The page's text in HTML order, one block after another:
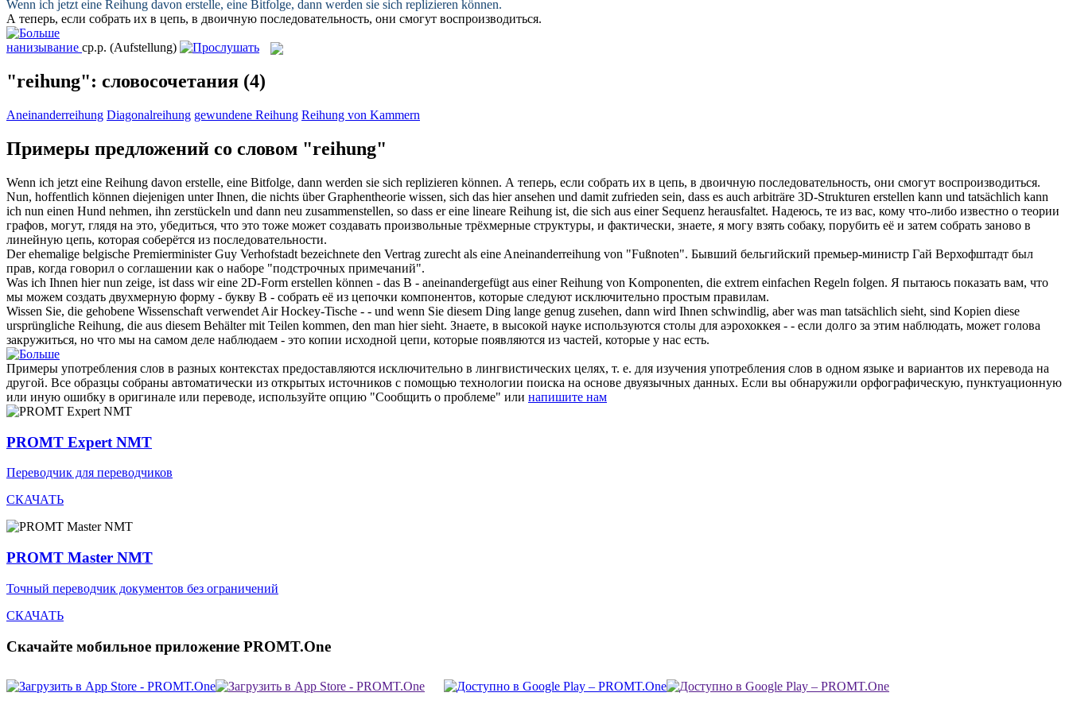
Wenn ich jetzt eine Reihung davon erstelle, eine Bitfolge, dann werden sie sich replizieren können.
А теперь, если собрать их в цепь, в двоичную последовательность, они смогут воспроизводиться.
нанизывание ср.р. (Aufstellung)
"reihung": словосочетания (4)
Aneinanderreihung Diagonalreihung gewundene Reihung Reihung von Kammern
Примеры предложений со словом "reihung"
Wenn ich jetzt eine Reihung davon erstelle, eine Bitfolge, dann werden sie sich replizieren können. А теперь, если собрать их в цепь, в двоичную последовательность, они смогут воспроизводиться.
Nun, hoffentlich können diejenigen unter Ihnen, die nichts über Graphentheorie wissen, sich das hier ansehen und damit zufrieden sein, dass es auch arbiträre 3D-Strukturen erstellen kann und tatsächlich kann
ich nun einen Hund nehmen, ihn zerstückeln und dann neu zusammenstellen, so dass er eine lineare Reihung ist, die sich aus einer Sequenz herausfaltet. Надеюсь, те из вас, кому что-либо известно о теории
графов, могут, глядя на это, убедиться, что это тоже может создавать произвольные трёхмерные структуры, и фактически, знаете, я могу взять собаку, порубить её и затем собрать заново в
линейную цепь, которая соберётся из последовательности.
Der ehemalige belgische Premierminister Guy Verhofstadt bezeichnete den Vertrag zurecht als eine Aneinanderreihung von "Fußnoten". Бывший бельгийский премьер-министр Гай Верхофштадт был
прав, когда говорил о соглашении как о наборе "подстрочных примечаний".
Was ich Ihnen hier nun zeige, ist dass wir eine 2D-Form erstellen können - das B - aneinandergefügt aus einerReihung von Komponenten, die extrem einfachen Regeln folgen. Я пытаюсь показать вам, что
мы можем создать двухмерную форму - букву B - собрать её из цепочки компонентов, которые следуют исключительно простым правилам.
Wissen Sie, die gehobene Wissenschaft verwendet Air Hockey-Tische - - und wenn Sie diesem Ding lange genug zusehen, dann wird Ihnen schwindlig, aber was man tatsächlich sieht, sind Kopien diese
ursprüngliche Reihung, die aus diesem Behälter mit Teilen kommen, den man hier sieht. Знаете, в высокой науке используются столы для аэрохоккея - - если долго за этим наблюдать, может голова
закружиться, но что мы на самом деле наблюдаем - это копии исходной цепи, которые появляются из частей, которые у нас есть.
Примеры употребления слов в разных контекстах предоставляются исключительно в лингвистических целях, т. е. для изучения употребления слов в одном языке и вариантов их перевода на
другой. Все образцы собраны автоматически из открытых источников с помощью технологии поиска на основе двуязычных данных. Если вы обнаружили орфографическую, пунктуационную
или иную ошибку в оригинале или переводе, используйте опцию "Сообщить о проблеме" или напишите нам
PROMT Expert NMT
Переводчик для переводчиков
СКАЧАТЬ
PROMT Master NMT
Точный переводчик документов без ограничений
СКАЧАТЬ
Скачайте мобильное приложение PROMT.One